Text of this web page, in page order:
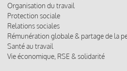
Organisation du travail
Protection sociale
Relations sociales
Rémunération globale & partage de la
Santé au travail
Vie économique, RSE & solidarité